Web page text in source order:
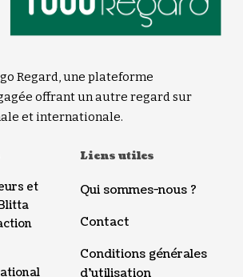
Regard, une plateforme
offrant un autre regard sur
et internationale.
et
Liens utiles
Qui sommes-nous ?
Contact
Conditions générales
d’utilisation